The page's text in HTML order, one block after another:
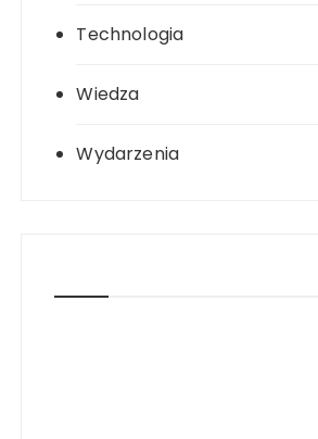
Technologia
Wiedza
Wydarzenia